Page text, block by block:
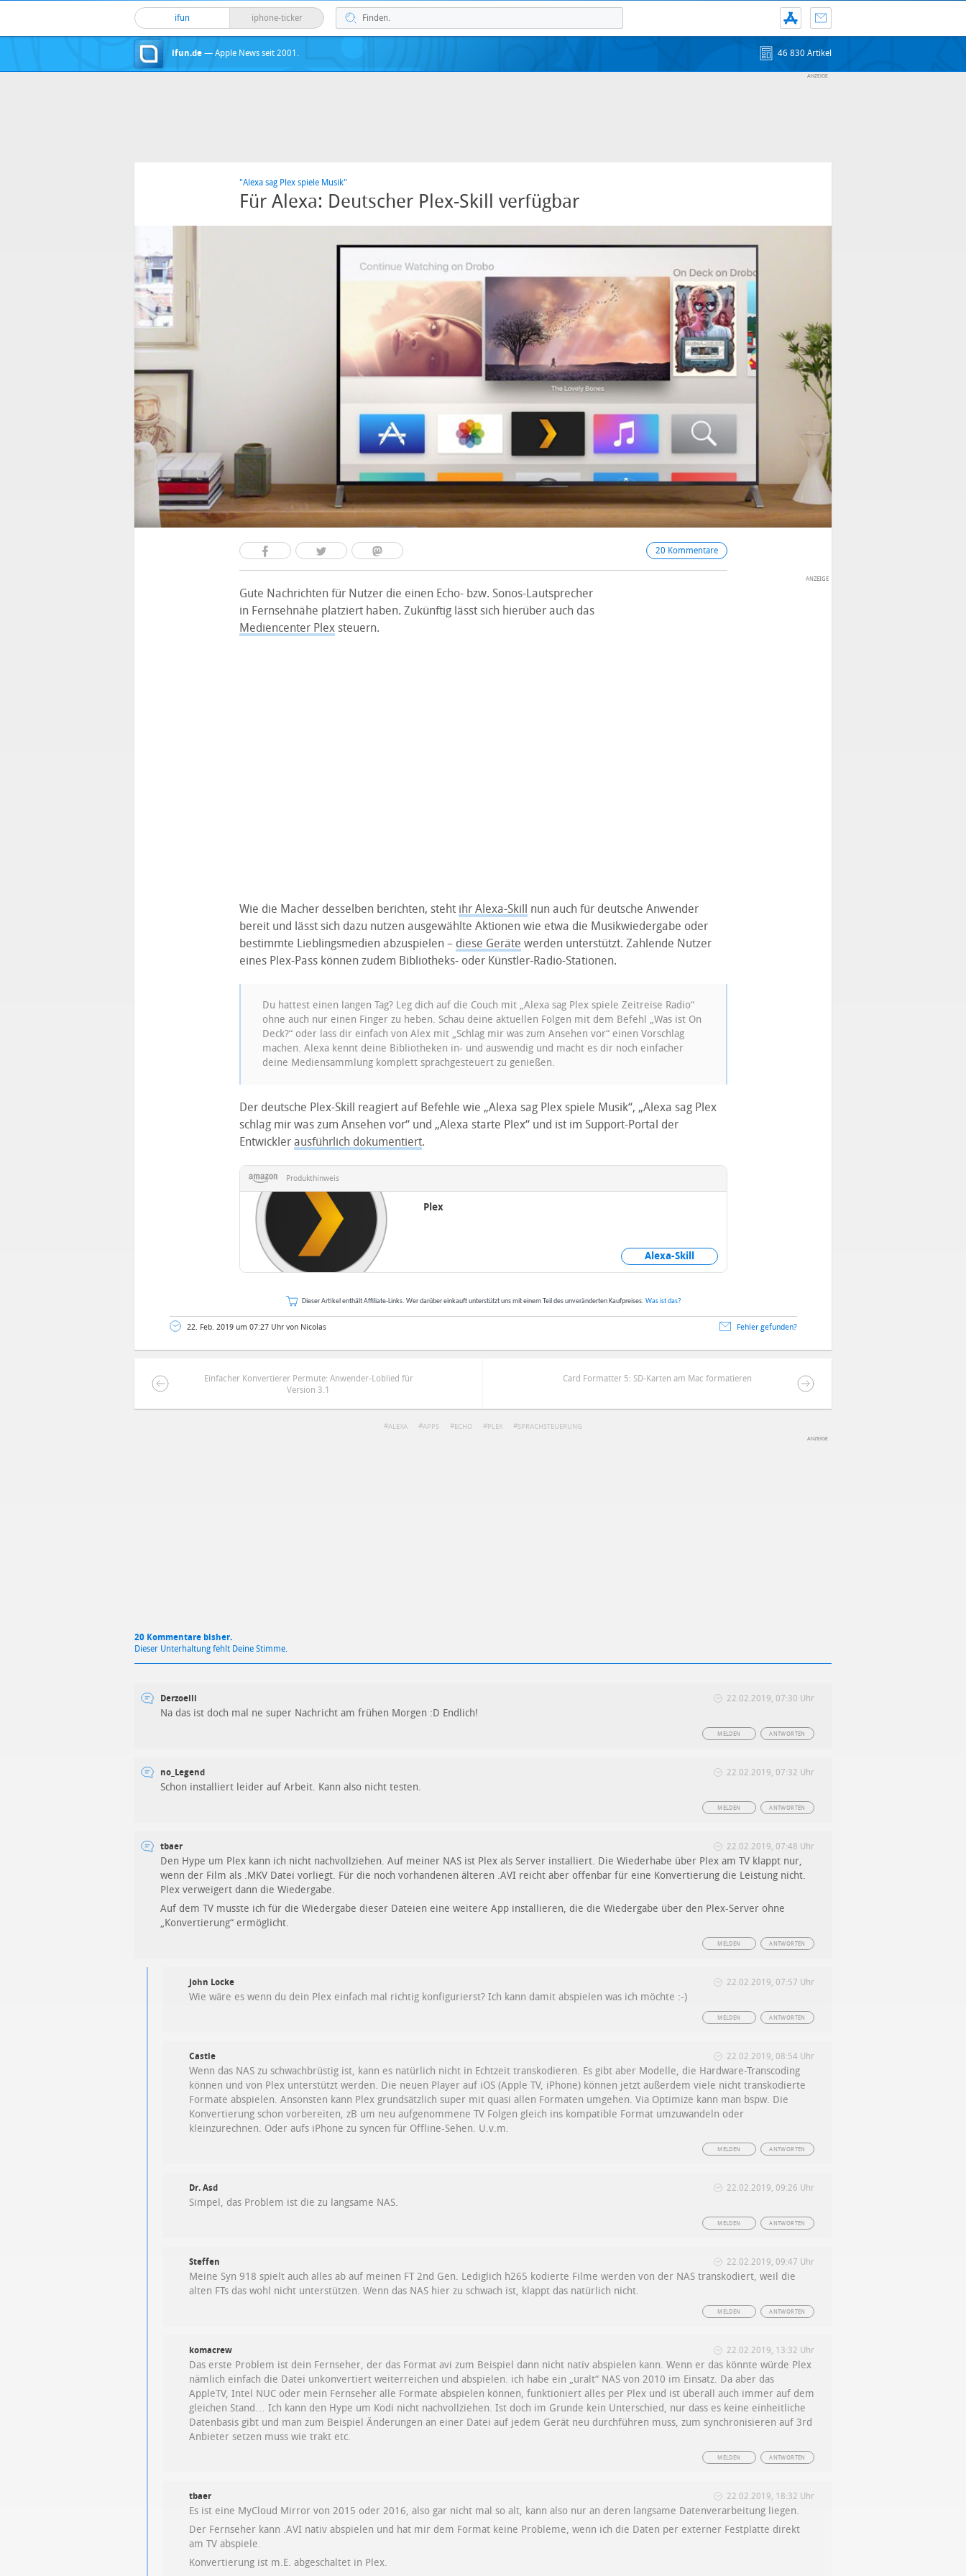
ifun iphone-ticker
ifun.de — Apple News seit 2001. 46 830 Artikel
"Alexa sag Plex spiele Musik"
Für Alexa: Deutscher Plex-Skill verfügbar
20 Kommentare
Gute Nachrichten für Nutzer die einen Echo- bzw. Sonos-Lautsprecher
in Fernsehnähe platziert haben. Zukünftig lässt sich hierüber auch das
Mediencenter Plexsteuern.
Wie die Macher desselben berichten, steht ihr Alexa-Skill nun auch für deutsche Anwender
bereit und lässt sich dazu nutzen ausgewählte Aktionen wie etwa die Musikwiedergabe oder
bestimmte Lieblingsmedien abzuspielen – diese Geräte werden unterstützt. Zahlende Nutzer
eines Plex-Pass können zudem Bibliotheks- oder Künstler-Radio-Stationen.
Du hattest einen langen Tag? Leg dich auf die Couch mit „Alexa sag Plex spiele Zeitreise Radio“
ohne auch nur einen Finger zu heben. Schau deine aktuellen Folgen mit dem Befehl „Was ist On
Deck?“ oder lass dir einfach von Alex mit „Schlag mir was zum Ansehen vor“ einen Vorschlag
machen. Alexa kennt deine Bibliotheken in- und auswendig und macht es dir noch einfacher
deine Mediensammlung komplett sprachgesteuert zu genießen.
Der deutsche Plex-Skill reagiert auf Befehle wie „Alexa sag Plex spiele Musik“, „Alexa sag Plex
schlag mir was zum Ansehen vor“ und „Alexa starte Plex“ und ist im Support-Portal der
Entwickler ausführlich dokumentiert.
Produkthinweis
Plex
Alexa-Skill
Dieser Artikel enthält Affiliate-Links. Wer darüber einkauft unterstützt uns mit einem Teil des unveränderten Kaufpreises. Was ist das?
22. Feb. 2019 um 07:27 Uhr von Nicolas Fehler gefunden?
Einfacher Konvertierer Permute: Anwender-Loblied für
Version 3.1
Card Formatter 5: SD-Karten am Mac formatieren
ALEXA APPS ECHO PLEX SPRACHSTEUERUNG
20 Kommentare bisher.
Dieser Unterhaltung fehlt Deine Stimme.
Derzoelli 22.02.2019, 07:30 Uhr
Na das ist doch mal ne super Nachricht am frühen Morgen :D Endlich!
ANTWORTEN
MELDEN
no_Legend 22.02.2019, 07:32 Uhr
Schon installiert leider auf Arbeit. Kann also nicht testen.
ANTWORTEN
MELDEN
tbaer 22.02.2019, 07:48 Uhr
Den Hype um Plex kann ich nicht nachvollziehen. Auf meiner NAS ist Plex als Server installiert. Die Wiederhabe über Plex am TV klappt nur,
wenn der Film als .MKV Datei vorliegt. Für die noch vorhandenen älteren .AVI reicht aber offenbar für eine Konvertierung die Leistung nicht.
Plex verweigert dann die Wiedergabe.
Auf dem TV musste ich für die Wiedergabe dieser Dateien eine weitere App installieren, die die Wiedergabe über den Plex-Server ohne
„Konvertierung“ ermöglicht.
ANTWORTEN
MELDEN
John Locke 22.02.2019, 07:57 Uhr
Wie wäre es wenn du dein Plex einfach mal richtig konfigurierst? Ich kann damit abspielen was ich möchte :-)
ANTWORTEN
MELDEN
Castle 22.02.2019, 08:54 Uhr
Wenn das NAS zu schwachbrüstig ist, kann es natürlich nicht in Echtzeit transkodieren. Es gibt aber Modelle, die Hardware-Transcoding
können und von Plex unterstützt werden. Die neuen Player auf iOS (Apple TV, iPhone) können jetzt außerdem viele nicht transkodierte
Formate abspielen. Ansonsten kann Plex grundsätzlich super mit quasi allen Formaten umgehen. Via Optimize kann man bspw. Die
Konvertierung schon vorbereiten, zB um neu aufgenommene TV Folgen gleich ins kompatible Format umzuwandeln oder
kleinzurechnen. Oder aufs iPhone zu syncen für Offline-Sehen. U.v.m.
ANTWORTEN
MELDEN
Dr. Asd 22.02.2019, 09:26 Uhr
Simpel, das Problem ist die zu langsame NAS.
ANTWORTEN
MELDEN
Steffen 22.02.2019, 09:47 Uhr
Meine Syn 918 spielt auch alles ab auf meinen FT 2nd Gen. Lediglich h265 kodierte Filme werden von der NAS transkodiert, weil die
alten FTs das wohl nicht unterstützen. Wenn das NAS hier zu schwach ist, klappt das natürlich nicht.
ANTWORTEN
MELDEN
komacrew 22.02.2019, 13:32 Uhr
Das erste Problem ist dein Fernseher, der das Format avi zum Beispiel dann nicht nativ abspielen kann. Wenn er das könnte würde Plex
nämlich einfach die Datei unkonvertiert weiterreichen und abspielen. ich habe ein „uralt“ NAS von 2010 im Einsatz. Da aber das
AppleTV, Intel NUC oder mein Fernseher alle Formate abspielen können, funktioniert alles per Plex und ist überall auch immer auf dem
gleichen Stand… Ich kann den Hype um Kodi nicht nachvollziehen. Ist doch im Grunde kein Unterschied, nur dass es keine einheitliche
Datenbasis gibt und man zum Beispiel Änderungen an einer Datei auf jedem Gerät neu durchführen muss, zum synchronisieren auf 3rd
Anbieter setzen muss wie trakt etc.
ANTWORTEN
MELDEN
tbaer 22.02.2019, 18:32 Uhr
Es ist eine MyCloud Mirror von 2015 oder 2016, also gar nicht mal so alt, kann also nur an deren langsame Datenverarbeitung liegen.
Der Fernseher kann .AVI nativ abspielen und hat mir dem Format keine Probleme, wenn ich die Daten per externer Festplatte direkt
am TV abspiele.
Konvertierung ist m.E. abgeschaltet in Plex.